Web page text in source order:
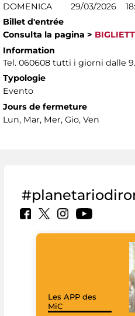
DOMENICA 29/03/2026
Billet d'entrée
Consulta la pagina >
Information
Tel. 060608 tutti i giorni dalle
Typologie
Evento
Jours de fermeture
Lun, Mar, Mer, Gio, Ven
Les APP des
MiC